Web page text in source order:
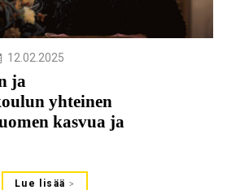
12.02.2025
ja
yhteinen
kasvua ja
Lue lisää